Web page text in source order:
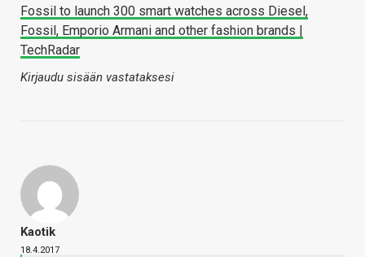
Fossil to launch 300 smart watches across Diesel,
Fossil, Emporio Armani and other fashion brands |
TechRadar
Kirjaudu sisään vastataksesi
Kaotik
18.4.2017